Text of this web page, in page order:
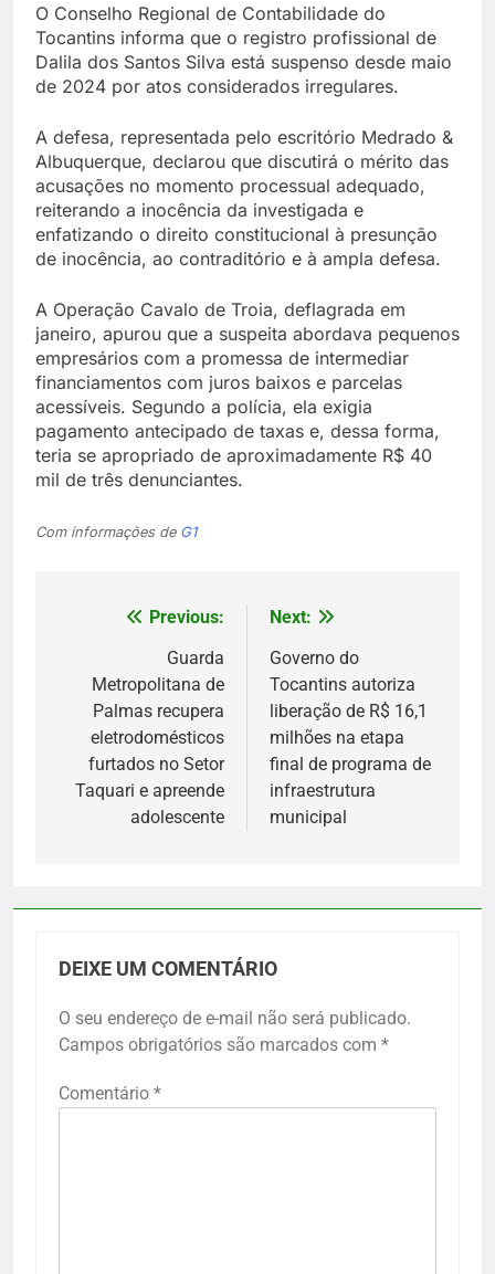
O Conselho Regional de Contabilidade do
Tocantins informa que o registro profissional de
Dalila dos Santos Silva está suspenso desde maio
de 2024 por atos considerados irregulares.
A defesa, representada pelo escritório Medrado &
Albuquerque, declarou que discutirá o mérito das
acusações no momento processual adequado,
reiterando a inocência da investigada e
enfatizando o direito constitucional à presunção
de inocência, ao contraditório e à ampla defesa.
A Operação Cavalo de Troia, deflagrada em
janeiro, apurou que a suspeita abordava pequenos
empresários com a promessa de intermediar
financiamentos com juros baixos e parcelas
acessíveis. Segundo a polícia, ela exigia
pagamento antecipado de taxas e, dessa forma,
teria se apropriado de aproximadamente R$ 40
mil de três denunciantes.
Com informações de G1
Navegação
Post
Previous:
Guarda
Metropolitana de
Palmas recupera
eletrodomésticos
furtados no Setor
Taquari e apreende
adolescente
Next:
Governo do
Tocantins autoriza
liberação de R$ 16,1
milhões na etapa
final de programa de
infraestrutura
municipal
DEIXE UM COMENTÁRIO
O seu endereço de e-mail não será publicado.
Campos obrigatórios são marcados com *
Comentário *